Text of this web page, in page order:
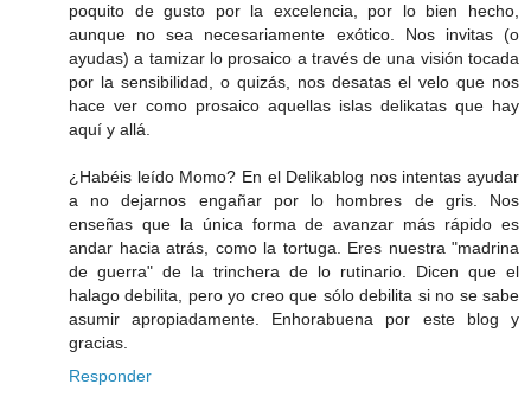
poquito de gusto por la excelencia, por lo bien hecho,
aunque no sea necesariamente exótico. Nos invitas (o
ayudas) a tamizar lo prosaico a través de una visión tocada
por la sensibilidad, o quizás, nos desatas el velo que nos
hace ver como prosaico aquellas islas delikatas que hay
aquí y allá.
¿Habéis leído Momo? En el Delikablog nos intentas ayudar
a no dejarnos engañar por lo hombres de gris. Nos
enseñas que la única forma de avanzar más rápido es
andar hacia atrás, como la tortuga. Eres nuestra "madrina
de guerra" de la trinchera de lo rutinario. Dicen que el
halago debilita, pero yo creo que sólo debilita si no se sabe
asumir apropiadamente. Enhorabuena por este blog y
gracias.
Responder